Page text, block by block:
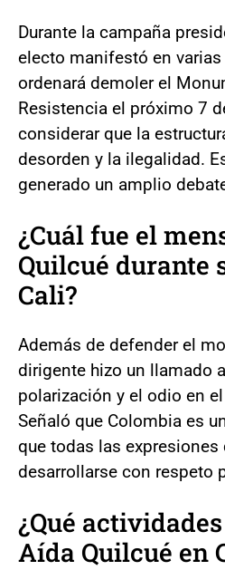
Durante la campaña
electo manifestó en
ordenará demoler el
Resistencia el próximo 7
considerar que la
desorden y la ilegalidad.
generado un amplio
¿Cuál fue el
Quilcué durante
Cali?
Además de defender el
dirigente hizo un llamado
polarización y el odio en
Señaló que Colombia es
que todas las expresiones
desarrollarse con respeto
¿Qué
Aída Quilcué en